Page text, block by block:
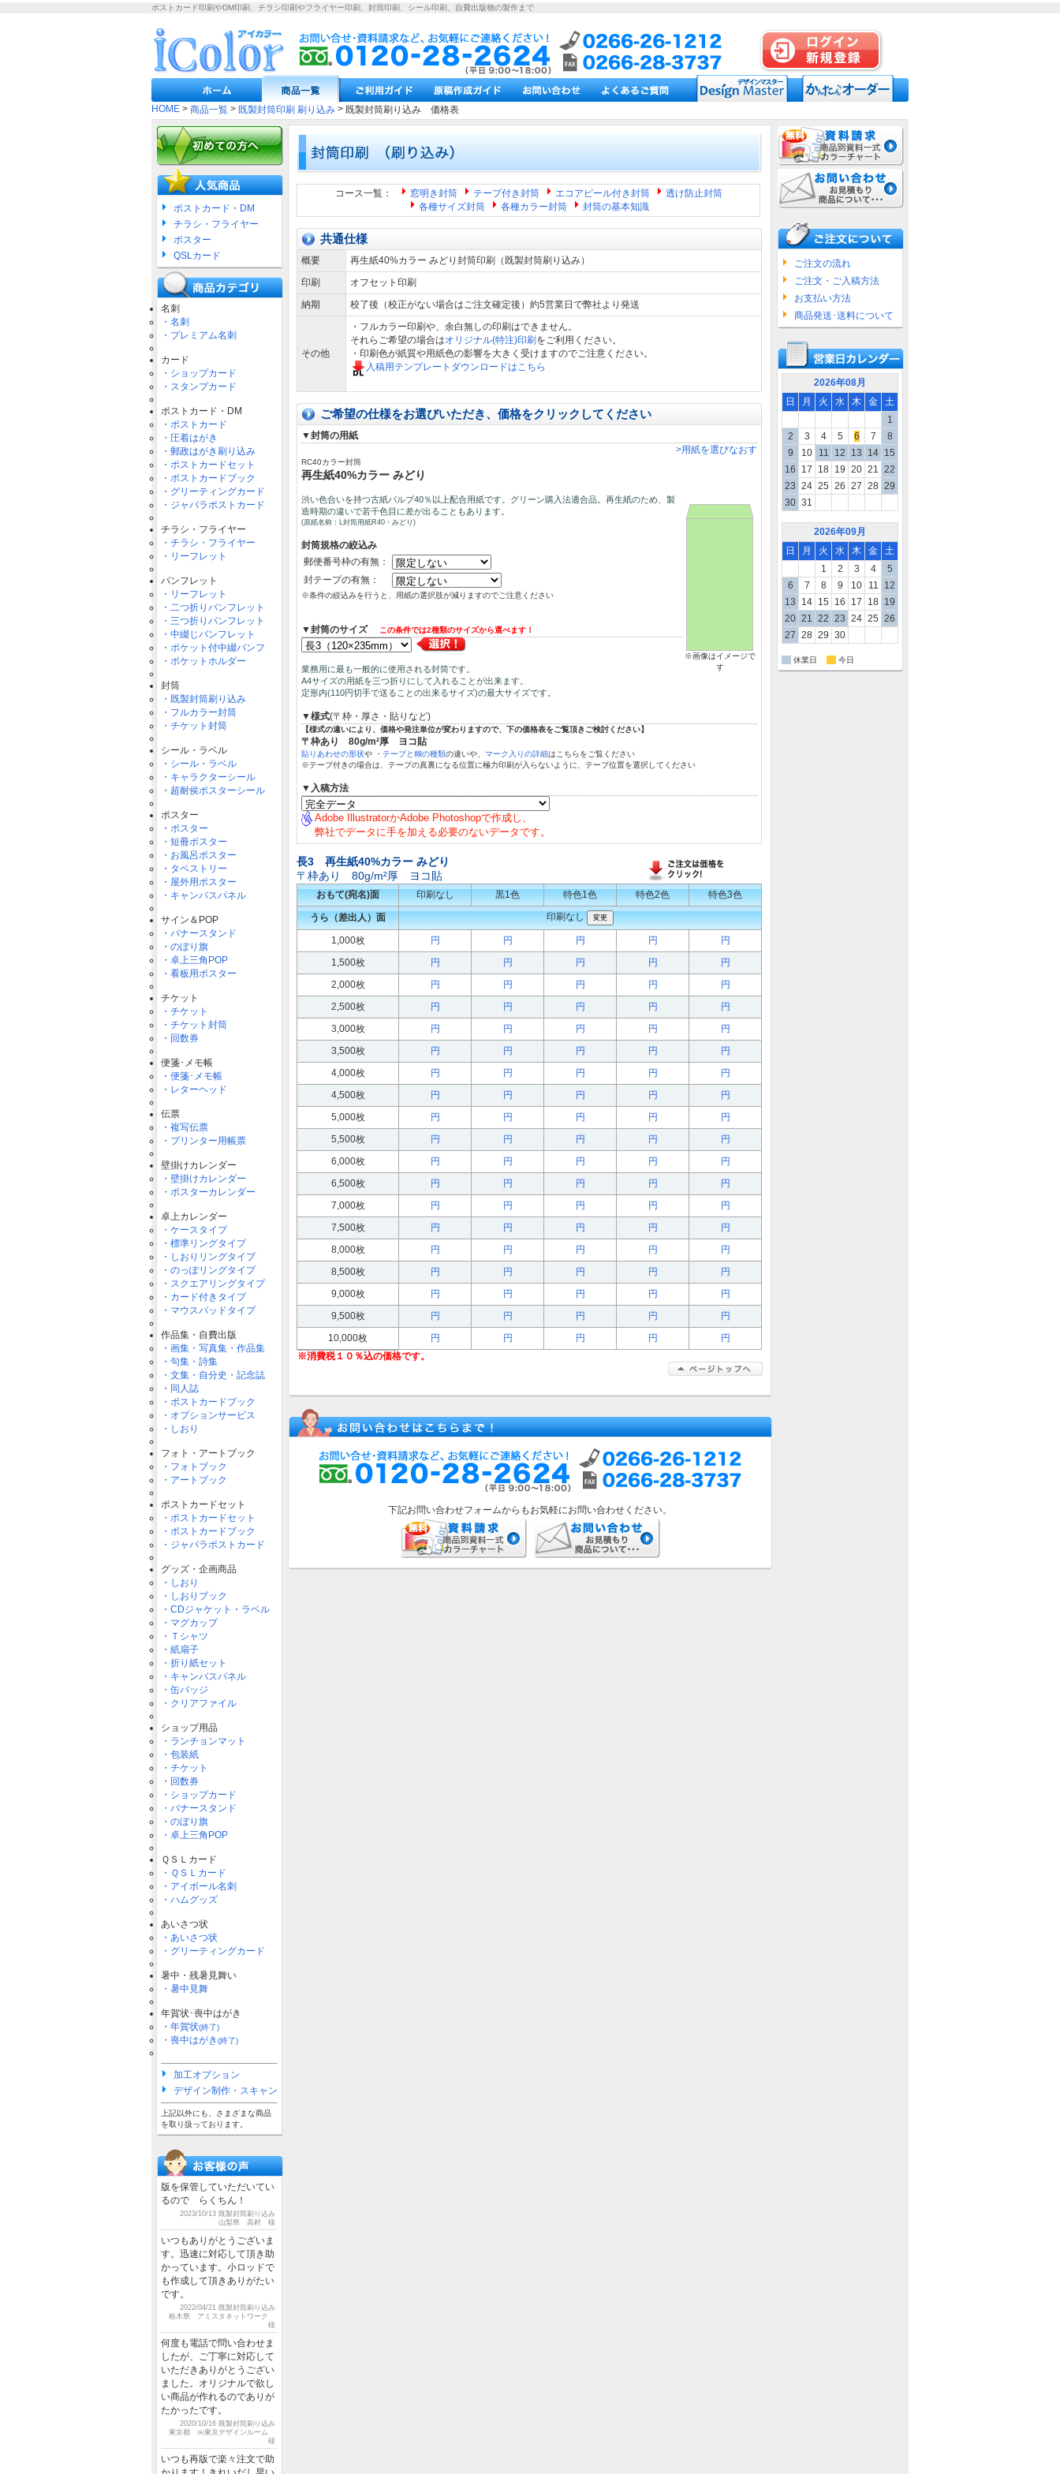
ポストカード印刷やDM印刷、チラシ印刷やフライヤー印刷、封筒印刷、シール印刷、自費出版物の製作まで
HOME > 商品一覧 > 既製封筒印刷 刷り込み > 既製封筒刷り込み 価格表
ポストカード・DM
チラシ・フライヤー
ポスター
QSLカード
名刺
・名刺
・プレミアム名刺
カード
・ショップカード
・スタンプカード
ポストカード・DM
・ポストカード
・圧着はがき
・郵政はがき刷り込み
・ポストカードセット
・ポストカードブック
・グリーティングカード
・ジャバラポストカード
チラシ・フライヤー
・チラシ・フライヤー
・リーフレット
パンフレット
・リーフレット
・二つ折りパンフレット
・三つ折りパンフレット
・中綴じパンフレット
・ポケット付中綴パンフ
・ポケットホルダー
封筒
・既製封筒刷り込み
・フルカラー封筒
・チケット封筒
シール・ラベル
・シール・ラベル
・キャラクターシール
・超耐侯ポスターシール
ポスター
・ポスター
・短冊ポスター
・お風呂ポスター
・タペストリー
・屋外用ポスター
・キャンバスパネル
サイン＆POP
・バナースタンド
・のぼり旗
・卓上三角POP
・看板用ポスター
チケット
・チケット
・チケット封筒
・回数券
便箋･メモ帳
・便箋･メモ帳
・レターヘッド
伝票
・複写伝票
・プリンター用帳票
壁掛けカレンダー
・壁掛けカレンダー
・ポスターカレンダー
卓上カレンダー
・ケースタイプ
・標準リングタイプ
・しおりリングタイプ
・のっぽリングタイプ
・スクエアリングタイプ
・カード付きタイプ
・マウスパッドタイプ
作品集・自費出版
・画集・写真集・作品集
・句集・詩集
・文集・自分史・記念誌
・同人誌
・ポストカードブック
・オプションサービス
・しおり
フォト・アートブック
・フォトブック
・アートブック
ポストカードセット
・ポストカードセット
・ポストカードブック
・ジャバラポストカード
グッズ・企画商品
・しおり
・しおりブック
・CDジャケット・ラベル
・マグカップ
・Ｔシャツ
・紙扇子
・折り紙セット
・キャンバスパネル
・缶バッジ
・クリアファイル
ショップ用品
・ランチョンマット
・包装紙
・チケット
・回数券
・ショップカード
・バナースタンド
・のぼり旗
・卓上三角POP
ＱＳＬカード
・ＱＳＬカード
・アイボール名刺
・ハムグッズ
あいさつ状
・あいさつ状
・グリーティングカード
暑中・残暑見舞い
・暑中見舞
年賀状･喪中はがき
・年賀状(終了)
・喪中はがき(終了)
加工オプション
デザイン制作・スキャン
上記以外にも、さまざまな商品
を取り扱っております。
版を保管していただいてい
るので らくちん！
2023/10/13 既製封筒刷り込み
山梨県 高村 様
いつもありがとうございま
す。迅速に対応して頂き助
かっています。小ロッドで
も作成して頂きありがたい
です。
2022/04/21 既製封筒刷り込み
栃木県 アミスタネットワーク
様
何度も電話で問い合わせま
したが、ご丁寧に対応して
いただきありがとうござい
ました。オリジナルで欲し
い商品が作れるのでありが
たかったです。
2020/10/16 既製封筒刷り込み
東京都 ㈱東京デザインルーム
様
いつも再版で楽々注文で助
コース一覧： 窓明き封筒 テープ付き封筒 エコアピール付き封筒
透け防止封筒
各種サイズ封筒
各種カラー封筒 封筒の基本知識
共通仕様
概要
再生紙40%カラー みどり封筒印刷（既製封筒刷り込み）
印刷
オフセット印刷
納期
校了後（校正がない場合はご注文確定後）約5営業日で弊社より発送
その他
・フルカラー印刷や、余白無しの印刷はできません。
それらご希望の場合はオリジナル(特注)印刷 をご利用ください。
・印刷色が紙質や用紙色の影響を大きく受けますのでご注意ください。
入稿用テンプレートダウンロードはこちら
ご希望の仕様をお選びいただき、価格をクリックしてください
▼封筒の用紙
>用紙を選びなおす
RC40カラー封筒
再生紙40%カラー みどり
渋い色合いを持つ古紙パルプ40％以上配合用紙です。グリーン購入法適合品。再生紙のため、製
造時期の違いで若干色目に差が出ることもあります。
(原紙名称：L封筒用紙R40・みどり)
封筒規格の絞込み
郵便番号枠の有無：
封テープの有無：
※条件の絞込みを行うと、用紙の選択肢が減りますのでご注意ください
▼封筒のサイズ この条件では2種類のサイズから選べます！
業務用に最も一般的に使用される封筒です。
A4サイズの用紙を三つ折りにして入れることが出来ます。
定形内(110円切手で送ることの出来るサイズ)の最大サイズです。
※画像はイメージで
す
▼様式(〒枠・厚さ・貼りなど)
【様式の違いにより、価格や発注単位が変わりますので、下の価格表をご覧頂きご検討ください】
〒枠あり 80g/m²厚 ヨコ貼
貼りあわせの形状や ・ テープと糊の種類の違いや、 マーク入りの詳細はこちらをご覧ください
※テープ付きの場合は、テープの真裏になる位置に極力印刷が入らないように、テープ位置を選択してください
▼入稿方法
Adobe IllustratorかAdobe Photoshopで作成し、
弊社でデータに手を加える必要のないデータです。
長3 再生紙40%カラー みどり
〒枠あり 80g/m²厚 ヨコ貼
おもて(宛名)面 印刷なし 黒1色 特色1色 特色2色 特色3色
うら（差出人）面 印刷なし
1,000枚 円 円 円 円
円
1,500枚
円 円 円 円
円
2,000枚
円 円 円 円
円
2,500枚
円 円 円 円
円
3,000枚
円 円 円 円
円
3,500枚
円 円 円 円
円
4,000枚
円 円 円 円
円
4,500枚
円 円 円 円
円
5,000枚
円 円 円 円
円
5,500枚
円 円 円 円
円
6,000枚
円 円 円 円
円
6,500枚
円 円 円 円
円
7,000枚
円 円 円 円
円
7,500枚
円 円 円 円
円
8,000枚
円 円 円 円
円
8,500枚
円 円 円 円
円
9,000枚
円 円 円 円
円
9,500枚
円 円 円 円
円
10,000枚
円 円 円 円 円
下記お問い合わせフォームからもお気軽にお問い合わせください。
ご注文の流れ
ご注文・ご入稿方法
お支払い方法
商品発送･送料について
2026年08月
日
月 火 水 木 金
土
1
2
3 4 5 6 7
8
9
10 11 12 13 14 15
16
17 18 19 20 21 22
23 24 25 26 27 28 29
30 31
2026年09月
日
月 火 水 木 金
土
1
2 3 4
5
6
7 8 9 10 11
12
13
14 15 16 17 18 19
20 21 22 23 24 25 26
27 28 29 30
休業日 今日